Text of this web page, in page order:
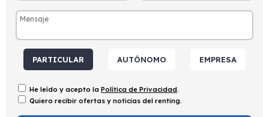
PARTICULAR AUTÓNOMO EMPRESA
He leído y acepto la Política de Privacidad.
Quiero recibir ofertas y noticias del renting.